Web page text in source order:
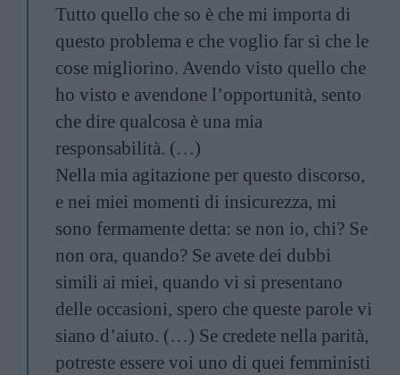
Tutto quello che so è che mi importa di
questo problema e che voglio far sì che le
cose migliorino. Avendo visto quello che
ho visto e avendone l’opportunità, sento
che dire qualcosa è una mia
responsabilità. (…)
Nella mia agitazione per questo discorso,
e nei miei momenti di insicurezza, mi
sono fermamente detta: se non io, chi? Se
non ora, quando? Se avete dei dubbi
simili ai miei, quando vi si presentano
delle occasioni, spero che queste parole vi
siano d’aiuto. (…) Se credete nella parità,
potreste essere voi uno di quei femministi